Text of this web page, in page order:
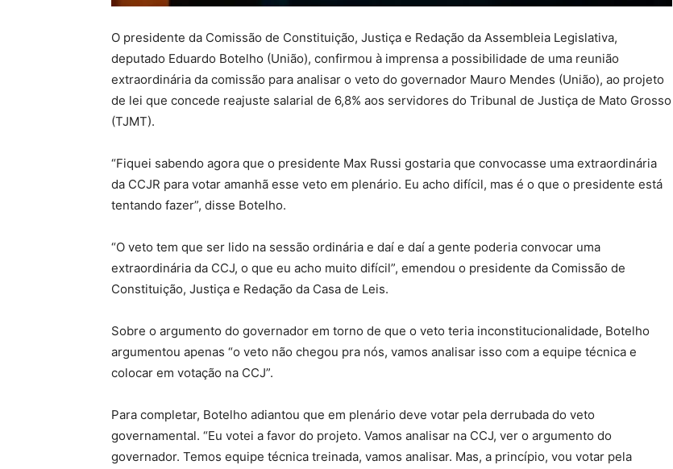
O presidente da Comissão de Constituição, Justiça e Redação da Assembleia Legislativa,
deputado Eduardo Botelho (União), confirmou à imprensa a possibilidade de uma reunião
extraordinária da comissão para analisar o veto do governador Mauro Mendes (União), ao projeto
de lei que concede reajuste salarial de 6,8% aos servidores do Tribunal de Justiça de Mato Grosso
(TJMT).
“Fiquei sabendo agora que o presidente Max Russi gostaria que convocasse uma extraordinária
da CCJR para votar amanhã esse veto em plenário. Eu acho difícil, mas é o que o presidente está
tentando fazer”, disse Botelho.
“O veto tem que ser lido na sessão ordinária e daí e daí a gente poderia convocar uma
extraordinária da CCJ, o que eu acho muito difícil”, emendou o presidente da Comissão de
Constituição, Justiça e Redação da Casa de Leis.
Sobre o argumento do governador em torno de que o veto teria inconstitucionalidade, Botelho
argumentou apenas “o veto não chegou pra nós, vamos analisar isso com a equipe técnica e
colocar em votação na CCJ”.
Para completar, Botelho adiantou que em plenário deve votar pela derrubada do veto
governamental. “Eu votei a favor do projeto. Vamos analisar na CCJ, ver o argumento do
governador. Temos equipe técnica treinada, vamos analisar. Mas, a princípio, vou votar pela